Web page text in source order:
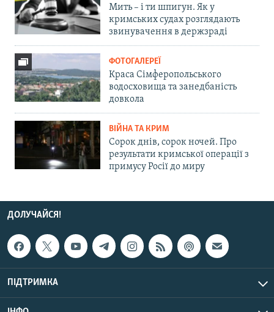
Мить – і ти шпигун. Як у
кримських судах розглядають
звинувачення в держзраді
ФОТОГАЛЕРЕЇ
Краса Сімферопольського
водосховища та занедбаність
довкола
ВІЙНА ТА КРИМ
Сорок днів, сорок ночей. Про
результати кримської операції з
примусу Росії до миру
ДОЛУЧАЙСЯ!
ПІДТРИМКА